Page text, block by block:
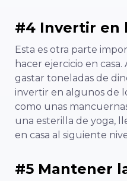
#4 Invertir en
Esta es otra parte
hacer ejercicio en
gastar toneladas de
invertir en algunos de
como unas
una esterilla de yoga,
en casa al siguiente
#5 Mantener